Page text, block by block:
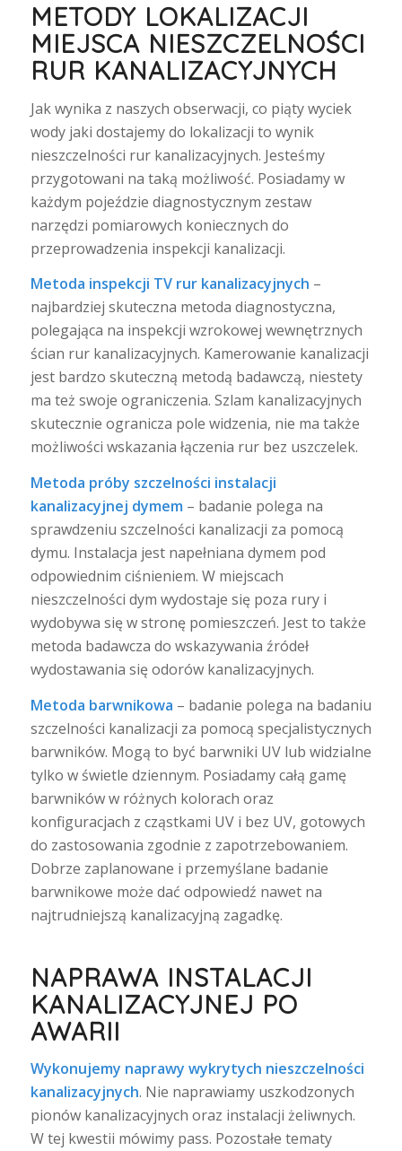
METODY LOKALIZACJI
MIEJSCA NIESZCZELNOŚCI
RUR KANALIZACYJNYCH
Jak wynika z naszych obserwacji, co piąty wyciek
wody jaki dostajemy do lokalizacji to wynik
nieszczelności rur kanalizacyjnych. Jesteśmy
przygotowani na taką możliwość. Posiadamy w
każdym pojeździe diagnostycznym zestaw
narzędzi pomiarowych koniecznych do
przeprowadzenia inspekcji kanalizacji.
Metoda inspekcji TV rur kanalizacyjnych –
najbardziej skuteczna metoda diagnostyczna,
polegająca na inspekcji wzrokowej wewnętrznych
ścian rur kanalizacyjnych. Kamerowanie kanalizacji
jest bardzo skuteczną metodą badawczą, niestety
ma też swoje ograniczenia. Szlam kanalizacyjnych
skutecznie ogranicza pole widzenia, nie ma także
możliwości wskazania łączenia rur bez uszczelek.
Metoda próby szczelności instalacji
kanalizacyjnej dymem – badanie polega na
sprawdzeniu szczelności kanalizacji za pomocą
dymu. Instalacja jest napełniana dymem pod
odpowiednim ciśnieniem. W miejscach
nieszczelności dym wydostaje się poza rury i
wydobywa się w stronę pomieszczeń. Jest to także
metoda badawcza do wskazywania źródeł
wydostawania się odorów kanalizacyjnych.
Metoda barwnikowa – badanie polega na badaniu
szczelności kanalizacji za pomocą specjalistycznych
barwników. Mogą to być barwniki UV lub widzialne
tylko w świetle dziennym. Posiadamy całą gamę
barwników w różnych kolorach oraz
konfiguracjach z cząstkami UV i bez UV, gotowych
do zastosowania zgodnie z zapotrzebowaniem.
Dobrze zaplanowane i przemyślane badanie
barwnikowe może dać odpowiedź nawet na
najtrudniejszą kanalizacyjną zagadkę.
NAPRAWA INSTALACJI
KANALIZACYJNEJ PO
AWARII
Wykonujemy naprawy wykrytych nieszczelności
kanalizacyjnych. Nie naprawiamy uszkodzonych
pionów kanalizacyjnych oraz instalacji żeliwnych.
W tej kwestii mówimy pass. Pozostałe tematy